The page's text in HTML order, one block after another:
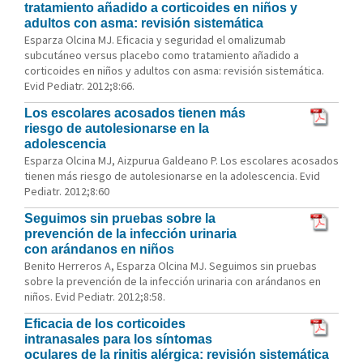
tratamiento añadido a corticoides en niños y
adultos con asma: revisión sistemática
Esparza Olcina MJ. Eficacia y seguridad el omalizumab
subcutáneo versus placebo como tratamiento añadido a
corticoides en niños y adultos con asma: revisión sistemática.
Evid Pediatr. 2012;8:66.
Los escolares acosados tienen más
riesgo de autolesionarse en la
adolescencia
Esparza Olcina MJ, Aizpurua Galdeano P. Los escolares acosados
tienen más riesgo de autolesionarse en la adolescencia. Evid
Pediatr. 2012;8:60
Seguimos sin pruebas sobre la
prevención de la infección urinaria
con arándanos en niños
Benito Herreros A, Esparza Olcina MJ. Seguimos sin pruebas
sobre la prevención de la infección urinaria con arándanos en
niños. Evid Pediatr. 2012;8:58.
Eficacia de los corticoides
intranasales para los síntomas
oculares de la rinitis alérgica: revisión sistemática